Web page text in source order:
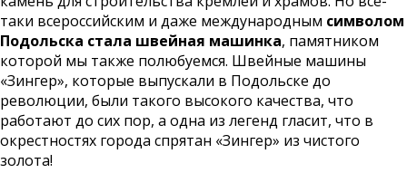
таки всероссийским и даже международным символом
Подольска стала швейная машинка, памятником
которой мы также полюбуемся. Швейные машины
«Зингер», которые выпускали в Подольске до
революции, были такого высокого качества, что
работают до сих пор, а одна из легенд гласит, что в
окрестностях города спрятан «Зингер» из чистого
золота!